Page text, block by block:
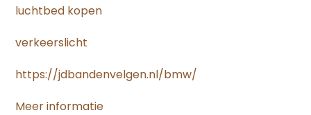
luchtbed kopen
verkeerslicht
https://jdbandenvelgen.nl/bmw/
Meer informatie